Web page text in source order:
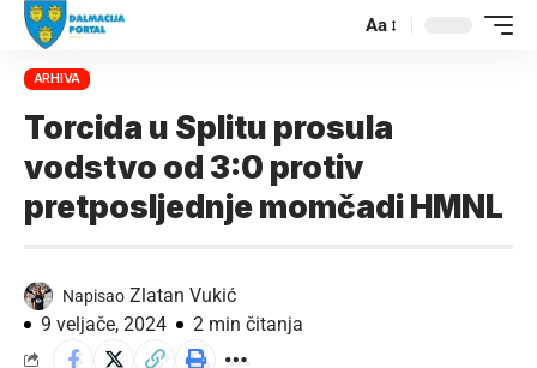
Aa
ARHIVA
Torcida u Splitu prosula
vodstvo od 3:0 protiv
pretposljednje momčadi HMNL
Napisao Zlatan Vukić
9 veljače, 2024
2 min čitanja